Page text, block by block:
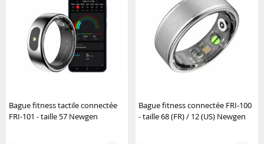
Bague fitness tactile connectée
FRI-101 - taille 57 Newgen
Bague fitness connectée FRI-100
- taille 68 (FR) / 12 (US) Newgen